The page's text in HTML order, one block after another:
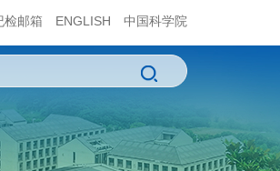
检邮箱 ENGLISH 中国科学院